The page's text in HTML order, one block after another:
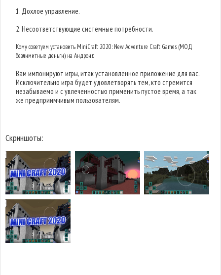
1. Дохлое управление.
2. Несоответствующие системные потребности.
Кому советуем установить MiniCraft 2020: New Adventure Craft Games (МОД
безлимитные деньги) на Андроид
Вам импонируют игры, итак установленное приложение для вас.
Исключительно игра будет удовлетворять тем, кто стремится
незабываемо и с увлеченностью применить пустое время, а так
же предприимчивым пользователям.
Скриншоты: